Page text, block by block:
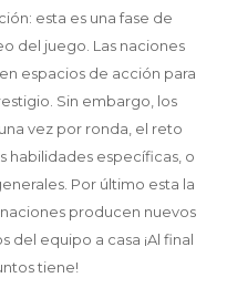
esta es una fase de
del juego. Las naciones
espacios de acción para
Sin embargo, los
vez por ronda, el reto
habilidades específicas, o
Por último esta la
producen nuevos
del equipo a casa ¡Al final
tiene!